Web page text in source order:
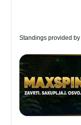
Standings provided by